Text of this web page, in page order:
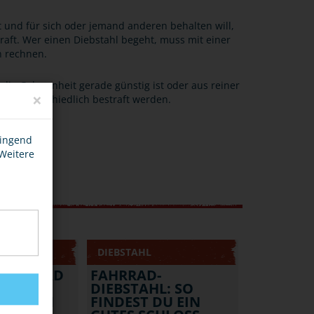
für sich oder jemand anderen behalten will,
Wer einen Diebstahl begeht, muss mit einer
rechnen.
Gelegenheit gerade günstig ist oder aus reiner
unterschiedlich bestraft werden.
RAD
DIEBSTAHL
FAHRRAD-
DIEBSTAHL: SO
FINDEST DU EIN
×